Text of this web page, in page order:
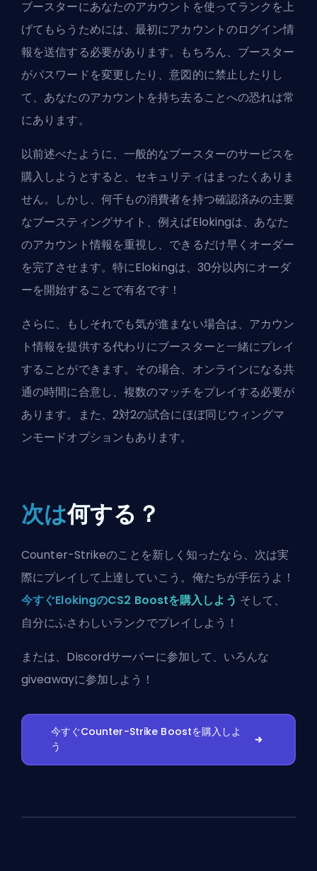
ブースターにあなたのアカウントを使ってランクを上
げてもらうためには、最初にアカウントのログイン情
報を送信する必要があります。もちろん、ブースター
がパスワードを変更したり、意図的に禁止したりし
て、あなたのアカウントを持ち去ることへの恐れは常
にあります。
以前述べたように、一般的なブースターのサービスを
購入しようとすると、セキュリティはまったくありま
せん。しかし、何千もの消費者を持つ確認済みの主要
なブースティングサイト、例えばElokingは、あなた
のアカウント情報を重視し、できるだけ早くオーダー
を完了させます。特にElokingは、30分以内にオーダ
ーを開始することで有名です！
さらに、もしそれでも気が進まない場合は、アカウン
ト情報を提供する代わりにブースターと一緒にプレイ
することができます。その場合、オンラインになる共
通の時間に合意し、複数のマッチをプレイする必要が
あります。また、2対2の試合にほぼ同じウィングマ
ンモードオプションもあります。
次は何する？
Counter-Strikeのことを新しく知ったなら、次は実
際にプレイして上達していこう。俺たちが手伝うよ！
今すぐElokingのCS2 Boostを購入しよう そして、
自分にふさわしいランクでプレイしよう！
または、 Discordサーバーに参加して、いろんな
giveawayに参加しよう！
今すぐCounter-Strike Boostを購入しよ
う